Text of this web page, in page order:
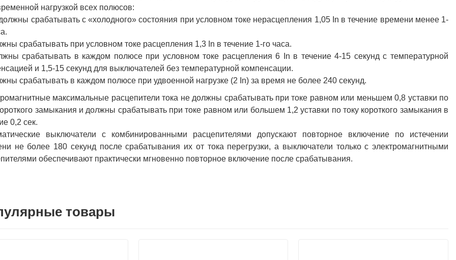
нагрузкой всех полюсов:
срабатывать с «холодного» состояния при условном токе нерасцепления 1,05 In в течение времени менее 1-
срабатывать при условном токе расцепления 1,3 In в течение 1-го часа.
срабатывать в каждом полюсе при условном токе расцепления 6 In в течение 4-15 секунд с температурной
и 1,5-15 секунд для выключателей без температурной компенсации.
срабатывать в каждом полюсе при удвоенной нагрузке (2 In) за время не более 240 секунд.
максимальные расцепители тока не должны срабатывать при токе равном или меньшем 0,8 уставки по
замыкания и должны срабатывать при токе равном или большем 1,2 уставки по току короткого замыкания в
0,2 сек.
выключатели с комбинированными расцепителями допускают повторное включение по истечении
не более 180 секунд после срабатывания их от тока перегрузки, а выключатели только с электромагнитными
обеспечивают практически мгновенно повторное включение после срабатывания.
товары